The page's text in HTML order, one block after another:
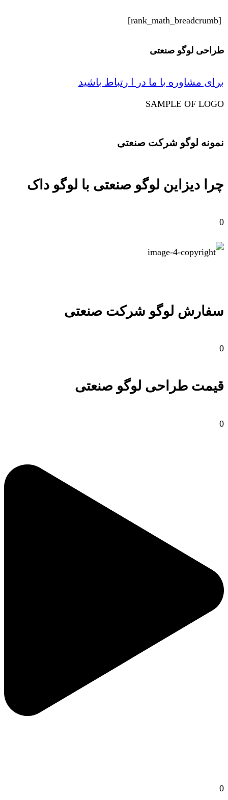
[rank_math_breadcrumb]
طراحی لوگو صنعتی
برای مشاوره با ما در ا رتباط باشید
SAMPLE OF LOGO
نمونه لوگو شرکت صنعتی
چرا دیزاین لوگو صنعتی با لوگو داک
0
سفارش لوگو شرکت صنعتی
0
قیمت طراحی لوگو صنعتی
0
0